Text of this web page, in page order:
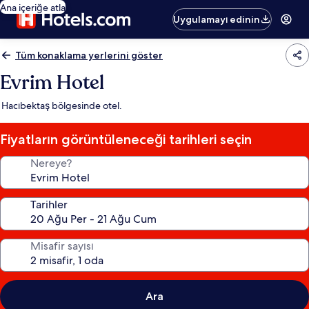
Ana içeriğe atla
Uygulamayı edinin
Tüm konaklama yerlerini göster
Evrim Hotel
Hacıbektaş bölgesinde otel.
Fiyatların görüntüleneceği tarihleri seçin
Nereye?
Tarihler
Misafir sayısı
Ara